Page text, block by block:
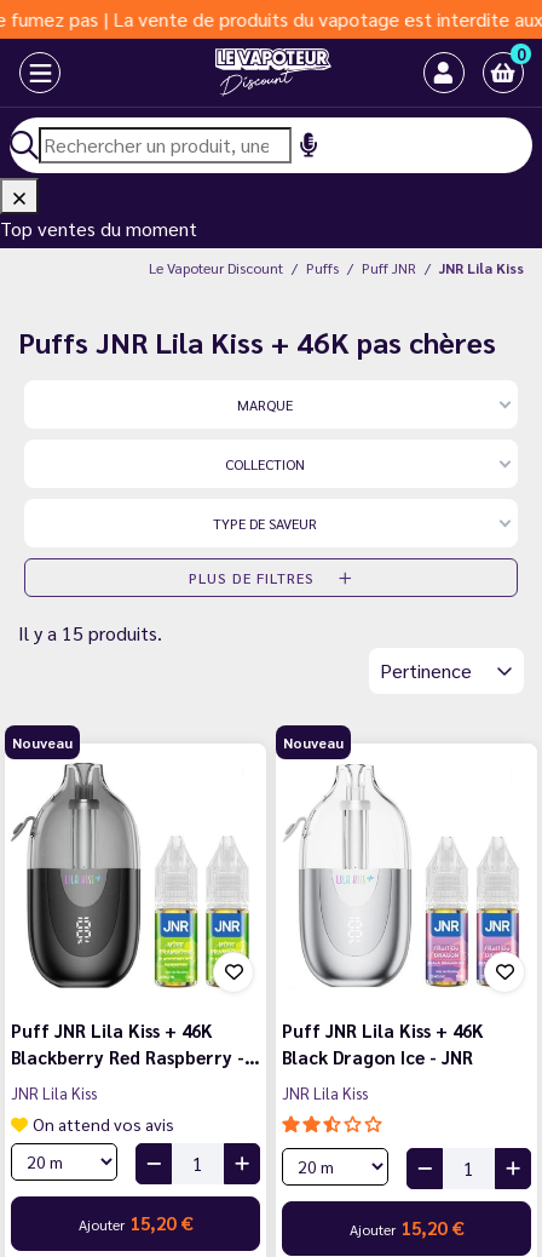
du vapotage est interdite aux moins de 18 ans | Vapoter
0
Top ventes du moment
Le Vapoteur Discount Puffs Puff JNR JNR Lila Kiss
Puffs JNR Lila Kiss + 46K pas chères
MARQUE
COLLECTION
TYPE DE SAVEUR
PLUS DE FILTRES
Il y a 15 produits.
Pertinence
Nouveau
Puff JNR Lila Kiss + 46K
Blackberry Red Raspberry -…
JNR Lila Kiss
On attend vos avis
Ajouter 15,20 €
Nouveau
Puff JNR Lila Kiss + 46K
Black Dragon Ice - JNR
JNR Lila Kiss
Ajouter 15,20 €